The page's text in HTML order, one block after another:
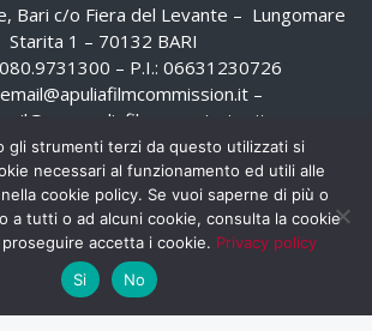
Bari c/o Fiera del Levante – Lungomare
Starita 1 – 70132 BARI
– P.I.: 06631230726
email@apuliafilmcommission.it –
gli strumenti terzi da questo utilizzati si
necessari al funzionamento ed utili alle
cookie policy. Se vuoi saperne di più o
a tutti o ad alcuni cookie, consulta la cookie
accetta i cookie. Privacy policy
Si
No